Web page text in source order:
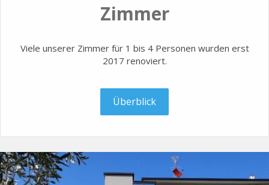
Zimmer
Viele unserer Zimmer für 1 bis 4 Personen wurden erst
2017 renoviert.
Überblick